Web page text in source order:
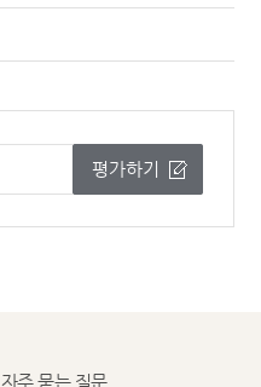
평가하기
자주 묻는 질문